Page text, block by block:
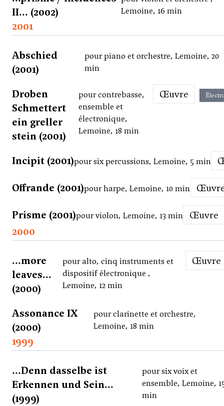
II... (2002)
Lemoine, 16 min
2001
Abschied
(2001)
pour piano et orchestre, Lemoine, 20
min
Droben
Schmettert
ein greller
stein (2001)
pour contrebasse,
ensemble et
électronique,
Lemoine, 18 min
Œuvre
Incipit (2001)pour six percussions, Lemoine, 5 min
Offrande (2001)pour harpe, Lemoine, 10 min
Prisme (2001)pour violon, Lemoine, 13 min
Œuvre
2000
...more
leaves...
(2000)
pour alto, cinq instruments et
dispositif électronique ,
Lemoine, 12 min
Œuvre
Assonance IX
(2000)
pour clarinette et orchestre,
Lemoine, 18 min
1999
...Denn dasselbe ist
Erkennen und Sein...
(1999)
pour six voix et
ensemble, Lemoine,
min